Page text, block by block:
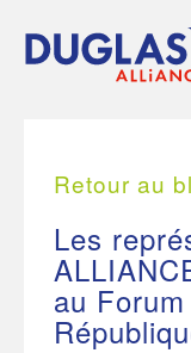
Retour au
Les
au